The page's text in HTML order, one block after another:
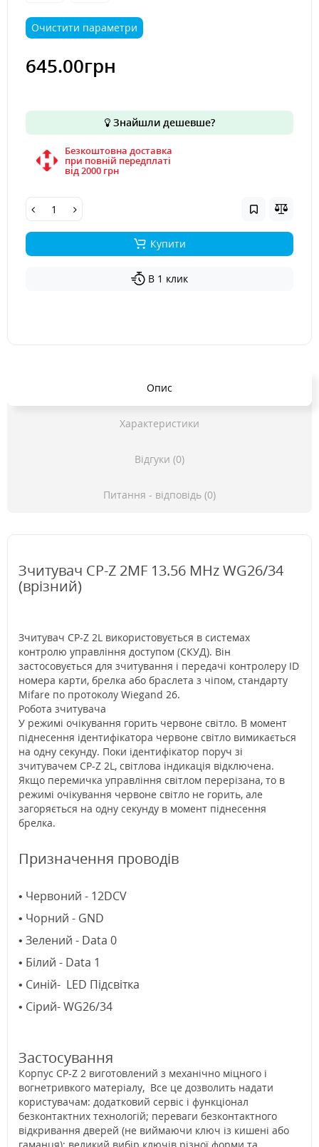
Очистити параметри
645.00грн
Знайшли дешевше?
Безкоштовна доставка
при повній передплаті
вiд 2000 грн
Купити
В 1 клик
Опис
Характеристики
Відгуки (0)
Питання - відповідь (0)
Зчитувач CP-Z 2MF 13.56 MHz WG26/34
(врізний)
Зчитувач CP-Z 2L використовується в системах
контролю управління доступом (СКУД). Він
застосовується для зчитування і передачі контролеру ID
номера карти, брелка або браслета з чіпом, стандарту
Mifare по протоколу Wiegand 26.
Робота зчитувача
У режимі очікування горить червоне світло. В момент
піднесення ідентифікатора червоне світло вимикається
на одну секунду. Поки ідентифікатор поруч зі
зчитувачем CP-Z 2L, світлова індикація відключена.
Якщо перемичка управління світлом перерізана, то в
режимі очікування червоне світло не горить, але
загоряється на одну секунду в момент піднесення
брелка.
Призначення проводів
• Червоний - 12DCV
• Чорний - GND
• Зелений - Data 0
• Білий - Data 1
• Синій- LED Підсвітка
• Cірий- WG26/34
Застосування
Корпус CP-Z 2 виготовлений з механічно міцного і
вогнетривкого матеріалу, Все це дозволить надати
користувачам: додатковий сервіс і функціонал
безконтактних технологій; переваги безконтактного
відкривання дверей (не виймаючи ключ із кишені або